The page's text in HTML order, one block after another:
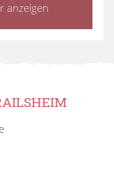
anzeigen